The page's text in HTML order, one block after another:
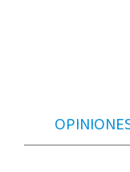
Rafael Alberti nº 4